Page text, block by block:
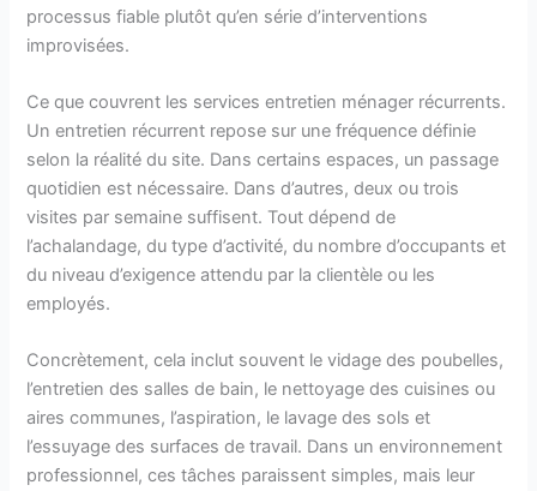
processus fiable plutôt qu’en série d’interventions
improvisées.
Ce que couvrent les services entretien ménager récurrents.
Un entretien récurrent repose sur une fréquence définie
selon la réalité du site. Dans certains espaces, un passage
quotidien est nécessaire. Dans d’autres, deux ou trois
visites par semaine suffisent. Tout dépend de
l’achalandage, du type d’activité, du nombre d’occupants et
du niveau d’exigence attendu par la clientèle ou les
employés.
Concrètement, cela inclut souvent le vidage des poubelles,
l’entretien des salles de bain, le nettoyage des cuisines ou
aires communes, l’aspiration, le lavage des sols et
l’essuyage des surfaces de travail. Dans un environnement
professionnel, ces tâches paraissent simples, mais leur